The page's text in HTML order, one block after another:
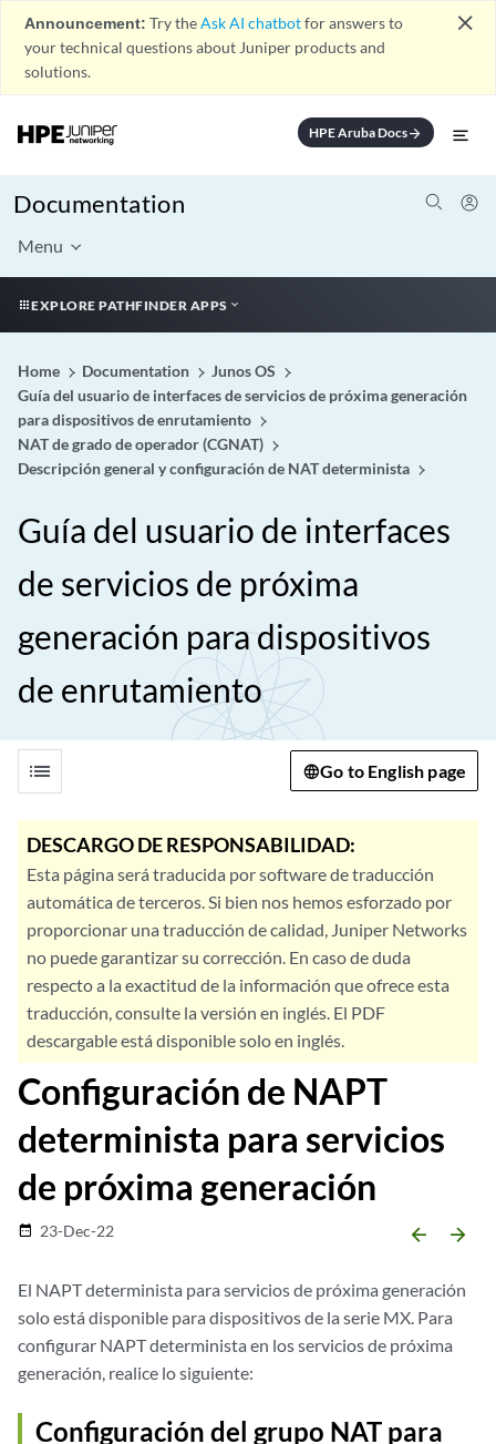
Announcement: Try theAsk AI chatbotfor answers to
your technical questions about Juniper products and
solutions.
close
HPE Aruba Docsarrow_forward
Documentation
Menu
EXPLORE PATHFINDER APPS
Home Documentation
Junos OS
Guía del usuario de interfaces de servicios de próxima generación
para dispositivos de enrutamiento
NAT de grado de operador (CGNAT)
Descripción general y configuración de NAT determinista
Guía del usuario de interfaces
de servicios de próxima
generación para dispositivos
de enrutamiento
list Go to English page
DESCARGO DE RESPONSABILIDAD:
Esta página será traducida por software de traducción
automática de terceros. Si bien nos hemos esforzado por
proporcionar una traducción de calidad, Juniper Networks
no puede garantizar su corrección. En caso de duda
respecto a la exactitud de la información que ofrece esta
traducción, consulte la versión en inglés. El PDF
descargable está disponible solo en inglés.
Configuración de NAPT
determinista para servicios
de próxima generación
date_range 23-Dec-22 arrow_backward arrow_forward
El NAPT determinista para servicios de próxima generación
solo está disponible para dispositivos de la serie MX. Para
configurar NAPT determinista en los servicios de próxima
generación, realice lo siguiente:
Configuración del grupo NAT para